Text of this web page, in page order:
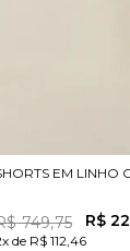
EM LINHO
749,75 R$
de R$ 112,46